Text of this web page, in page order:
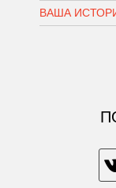
ВАША